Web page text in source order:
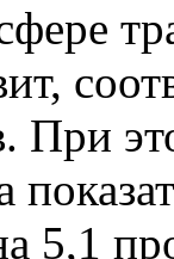
При
5,1